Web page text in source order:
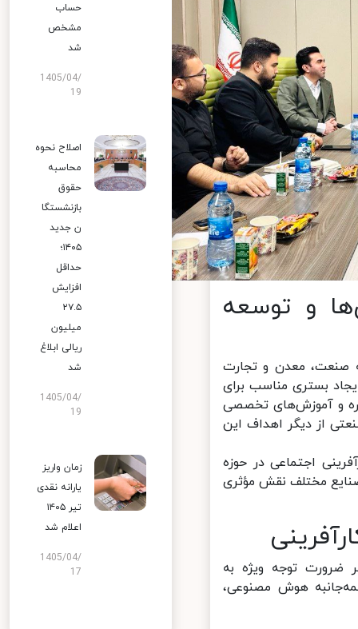
و توسعه
معدن و تجارت
بستری مناسب برای
و آموزش‌های تخصصی
از دیگر اهداف این
اجتماعی در حوزه
مختلف نقش مؤثری
ضرورت توجه ویژه به
هوش مصنوعی،
حساب
مشخص
شد
1405/04/
19
اصلاح نحوه
محاسبه
حقوق
بازنشستگا
ن جدید
۱۴۰۵؛
حداقل
افزایش
۲۷.۵
میلیون
ریالی ابلاغ
شد
1405/04/
19
زمان واریز
یارانه نقدی
تیر ۱۴۰۵
اعلام شد
1405/04/
17